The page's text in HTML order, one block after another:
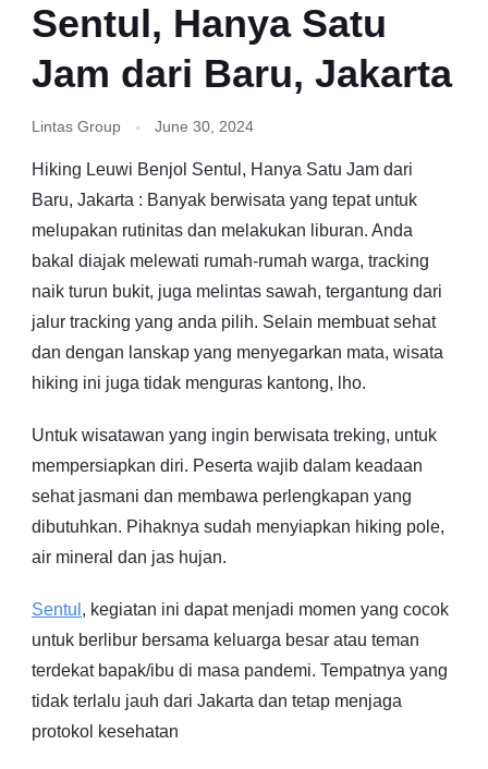
Sentul, Hanya Satu
Jam dari Baru, Jakarta
Lintas Group June 30, 2024
Hiking Leuwi Benjol Sentul, Hanya Satu Jam dari
Baru, Jakarta : Banyak berwisata yang tepat untuk
melupakan rutinitas dan melakukan liburan. Anda
bakal diajak melewati rumah-rumah warga, tracking
naik turun bukit, juga melintas sawah, tergantung dari
jalur tracking yang anda pilih. Selain membuat sehat
dan dengan lanskap yang menyegarkan mata, wisata
hiking ini juga tidak menguras kantong, lho.
Untuk wisatawan yang ingin berwisata treking, untuk
mempersiapkan diri. Peserta wajib dalam keadaan
sehat jasmani dan membawa perlengkapan yang
dibutuhkan. Pihaknya sudah menyiapkan hiking pole,
air mineral dan jas hujan.
Sentul , kegiatan ini dapat menjadi momen yang cocok
untuk berlibur bersama keluarga besar atau teman
terdekat bapak/ibu di masa pandemi. Tempatnya yang
tidak terlalu jauh dari Jakarta dan tetap menjaga
protokol kesehatan